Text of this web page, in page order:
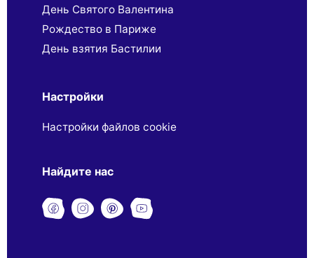
День Святого Валентина
Рождество в Париже
День взятия Бастилии
Настройки
Настройки файлов cookie
Найдите нас